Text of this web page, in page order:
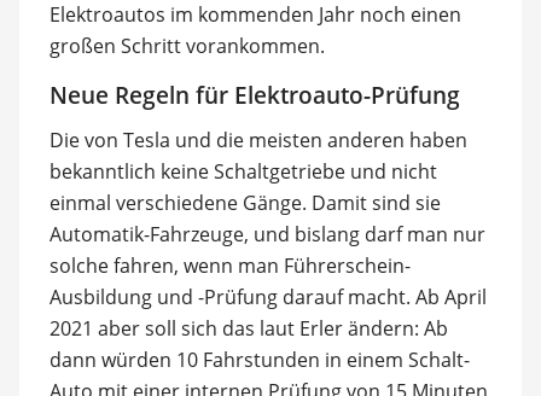
Elektroautos im kommenden Jahr noch einen
großen Schritt vorankommen.
Neue Regeln für Elektroauto-Prüfung
Die von Tesla und die meisten anderen haben
bekanntlich keine Schaltgetriebe und nicht
einmal verschiedene Gänge. Damit sind sie
Automatik-Fahrzeuge, und bislang darf man nur
solche fahren, wenn man Führerschein-
Ausbildung und -Prüfung darauf macht. Ab April
2021 aber soll sich das laut Erler ändern: Ab
dann würden 10 Fahrstunden in einem Schalt-
Auto mit einer internen Prüfung von 15 Minuten